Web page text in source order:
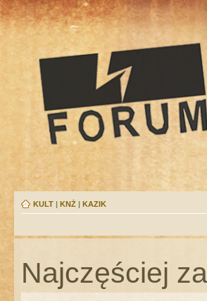
KULT | KNŻ | KAZIK
Najczęściej